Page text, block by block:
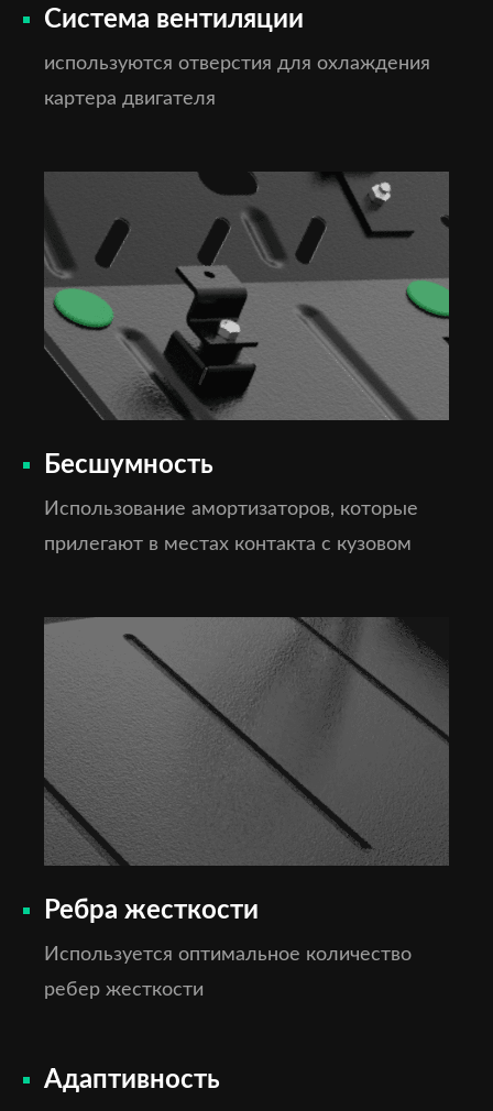
Система вентиляции
используются отверстия для охлаждения
картера двигателя
Бесшумность
Использование амортизаторов, которые
прилегают в местах контакта с кузовом
Ребра жесткости
Используется оптимальное количество
ребер жесткости
Адаптивность